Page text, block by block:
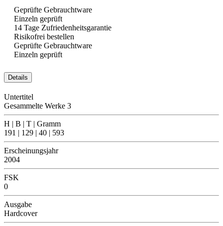
Geprüfte Gebrauchtware
Einzeln geprüft
14 Tage Zufriedenheitsgarantie
Risikofrei bestellen
Geprüfte Gebrauchtware
Einzeln geprüft
Details
Untertitel
Gesammelte Werke 3
H | B | T | Gramm
191 | 129 | 40 | 593
Erscheinungsjahr
2004
FSK
0
Ausgabe
Hardcover